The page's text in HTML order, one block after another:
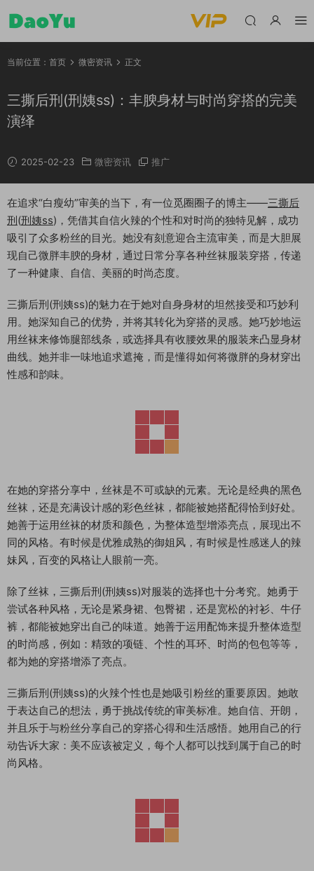
当前位置： 首页 微密资讯 正文
三撕后刑(刑姨ss)：丰腴身材与时尚穿搭的完美
演绎
2025-02-23 微密资讯 推广
在追求“白瘦幼”审美的当下，有一位觅圈圈子的博主——三撕后
刑(刑姨ss)，凭借其自信火辣的个性和对时尚的独特见解，成功
吸引了众多粉丝的目光。她没有刻意迎合主流审美，而是大胆展
现自己微胖丰腴的身材，通过日常分享各种丝袜服装穿搭，传递
了一种健康、自信、美丽的时尚态度。
三撕后刑(刑姨ss)的魅力在于她对自身身材的坦然接受和巧妙利
用。她深知自己的优势，并将其转化为穿搭的灵感。她巧妙地运
用丝袜来修饰腿部线条，或选择具有收腰效果的服装来凸显身材
曲线。她并非一味地追求遮掩，而是懂得如何将微胖的身材穿出
性感和韵味。
在她的穿搭分享中，丝袜是不可或缺的元素。无论是经典的黑色
丝袜，还是充满设计感的彩色丝袜，都能被她搭配得恰到好处。
她善于运用丝袜的材质和颜色，为整体造型增添亮点，展现出不
同的风格。有时候是优雅成熟的御姐风，有时候是性感迷人的辣
妹风，百变的风格让人眼前一亮。
除了丝袜，三撕后刑(刑姨ss)对服装的选择也十分考究。她勇于
尝试各种风格，无论是紧身裙、包臀裙，还是宽松的衬衫、牛仔
裤，都能被她穿出自己的味道。她善于运用配饰来提升整体造型
的时尚感，例如：精致的项链、个性的耳环、时尚的包包等等，
都为她的穿搭增添了亮点。
三撕后刑(刑姨ss)的火辣个性也是她吸引粉丝的重要原因。她敢
于表达自己的想法，勇于挑战传统的审美标准。她自信、开朗，
并且乐于与粉丝分享自己的穿搭心得和生活感悟。她用自己的行
动告诉大家：美不应该被定义，每个人都可以找到属于自己的时
尚风格。